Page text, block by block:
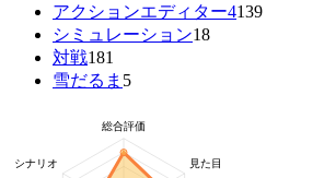
アクションエディター4139
シミュレーション18
対戦181
雪だるま 5